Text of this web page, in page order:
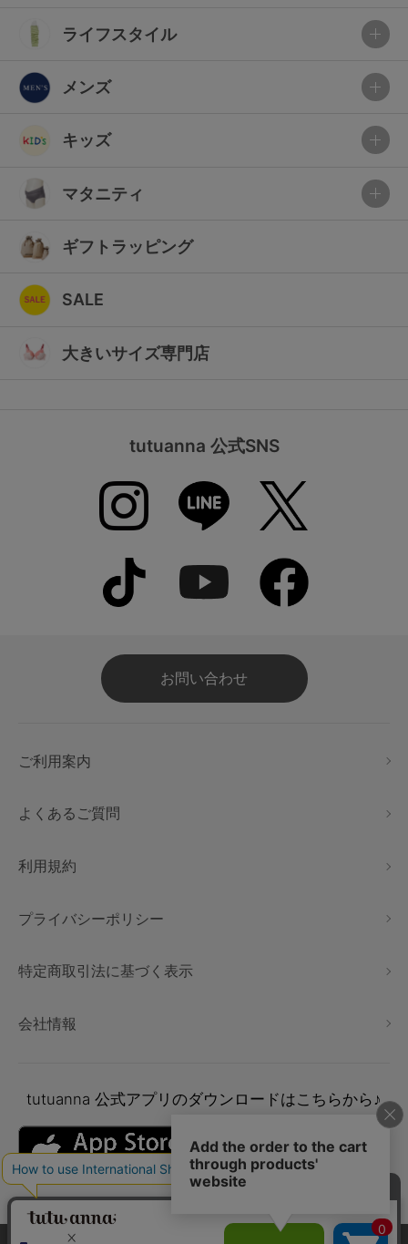
ライフスタイル
メンズ
キッズ
マタニティ
ギフトラッピング
SALE
大きいサイズ専門店
tutuanna 公式SNS
お問い合わせ
ご利用案内
よくあるご質問
利用規約
プライバシーポリシー
特定商取引法に基づく表示
会社情報
tutuanna 公式アプリのダウンロードはこちらから♪